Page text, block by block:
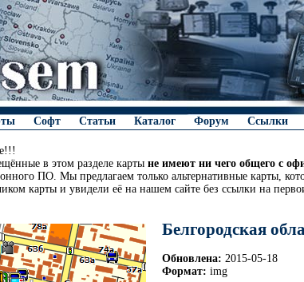
Софт Статьи Каталог Форум Ссылки
в этом разделе карты не имеют ни чего общего с
ПО. Мы предлагаем только альтернативные карты,
карты и увидели её на нашем сайте без ссылки на
Белгородская
Обновлена: 2015-05-18
Формат: img